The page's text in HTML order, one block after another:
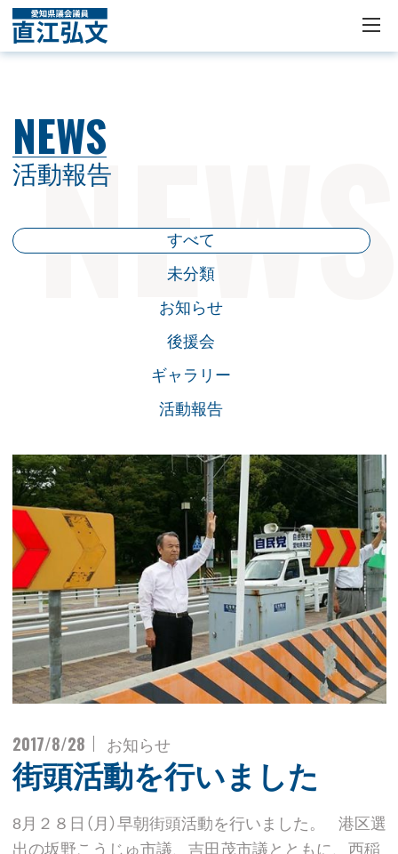
活動報告
NEWS
すべて
未分類
お知らせ
後援会
ギャラリー
活動報告
2017/8/28 お知らせ
街頭活動を行いました
8月２８日（月）早朝街頭活動を行いました。 港区選
出の坂野こうじゅ市議、吉田茂市議とともに、西稲